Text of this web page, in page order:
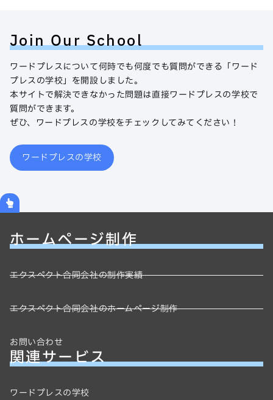
Join Our School
ワードプレスについて何時でも何度でも質問ができる「ワード
プレスの学校」を開設しました。
本サイトで解決できなかった問題は直接ワードプレスの学校で
質問ができます。
ぜひ、ワードプレスの学校をチェックしてみてください！
ワードプレスの学校
ホームページ制作
エクスペクト合同会社の制作実績
エクスペクト合同会社のホームページ制作
お問い合わせ
関連サービス
ワードプレスの学校